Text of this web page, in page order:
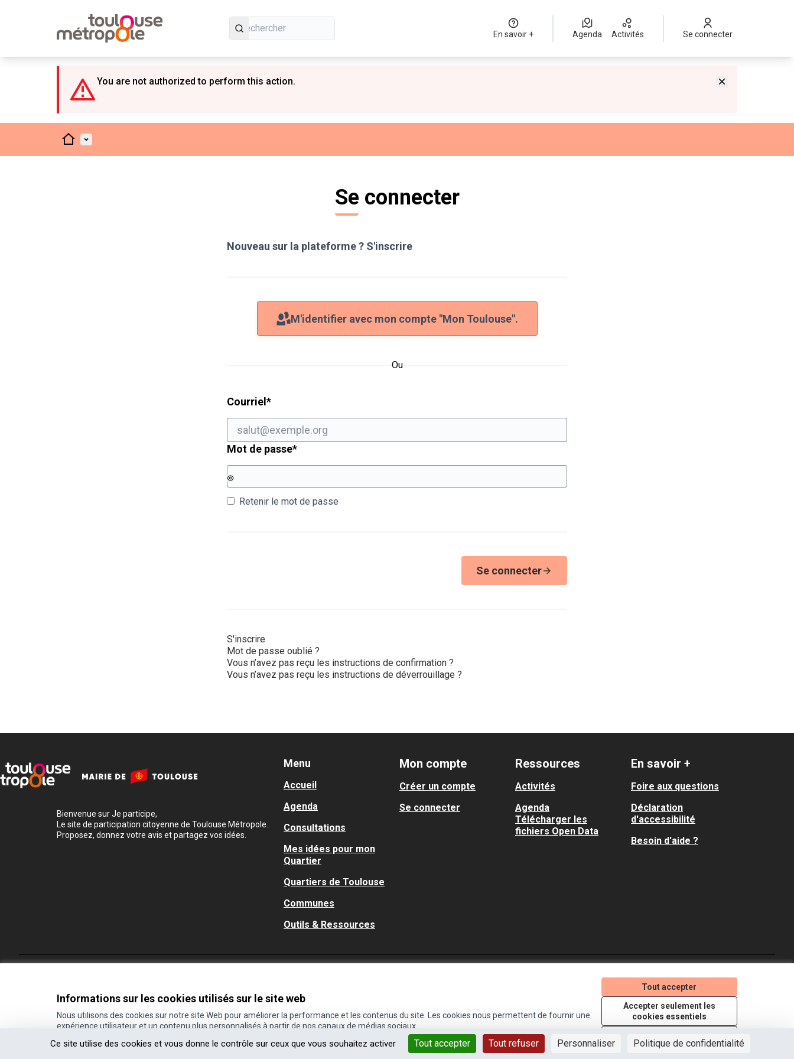
Ce site utilise des cookies et vous donne le contrôle sur ceux que vous souhaitez activer Tout accepter Tout refuser Personnaliser Politique de confidentialité
Informations sur les cookies utilisés sur le site web
Nous utilisons des cookies sur notre site Web pour améliorer la performance et les contenus du site. Les cookies nous permettent de fournir une
expérience utilisateur et un contenu plus personnalisés à partir de nos canaux de médias sociaux.
Tout accepter
Accepter seulement les
cookies essentiels
En savoir + Agenda Activités Se connecter
You are not authorized to perform this action.
AccueilMenu principal
Se connecter
Nouveau sur la plateforme ? S'inscrire
M'identifier avec mon compte "Mon Toulouse".
Ou
Courriel *Champ obligatoire
Mot de passe*Champ obligatoire
Retenir le mot de passe
Se connecter
S'inscrire
Mot de passe oublié ?
Vous n’avez pas reçu les instructions de confirmation ?
Vous n’avez pas reçu les instructions de déverrouillage ?
Bienvenue sur Je participe,
Le site de participation citoyenne de Toulouse Métropole.
Proposez, donnez votre avis et partagez vos idées.
Menu
Accueil
Agenda
Consultations
Mes idées pour mon
Quartier
Quartiers de Toulouse
Communes
Outils & Ressources
Mon compte
Créer un compte
Se connecter
Ressources
Activités
Agenda
Télécharger les
fichiers Open Data
En savoir +
Foire aux questions
Déclaration
d'accessibilité
Besoin d'aide ?
(Lien externe)
(Lien externe)
(Lien externe)
(Lien externe)
Site réalisé grâce aulogiciel libre Decidim
(Lien externe)
.
Licence Creative
(Lien externe)